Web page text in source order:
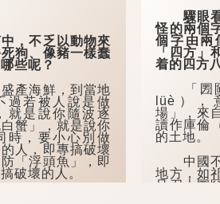
不乏以動物來
狗、像豬一樣蠢
些呢？
海鮮，到當地
過若被人說是做
就是說你隨波逐
蟹」，就是說你
時，要小心別做
的人，即專搞破壞
「浮頭魚」，即
破壞的人。
驟眼看
怪的兩個
個字由兩
「四方」
着的四方
「圐圙
lüè），
場」，來
讀作庫倫
的土地。
中國不
地方，如
旦召大圐